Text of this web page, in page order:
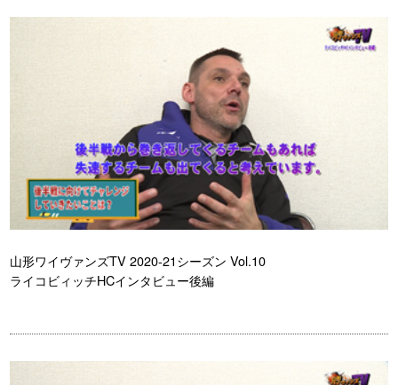
山形ワイヴァンズTV 2020-21シーズン Vol.10
ライコビィッチHCインタビュー後編